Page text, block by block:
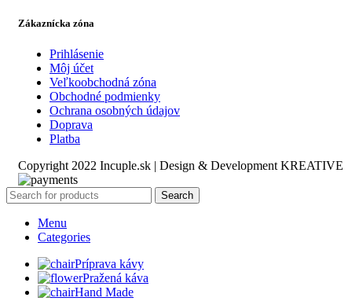
Zákaznícka zóna
Prihlásenie
Môj účet
Veľkoobchodná zóna
Obchodné podmienky
Ochrana osobných údajov
Doprava
Platba
Copyright 2022 Incuple.sk | Design & Development KREATIVE
Search
Menu
Categories
Príprava kávy
Pražená káva
Hand Made